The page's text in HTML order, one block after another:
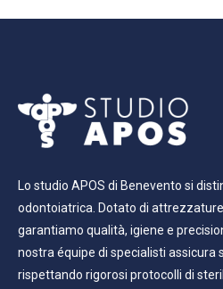
Lo studio APOS di Benevento si
odontoiatrica. Dotato di attrezzature
garantiamo qualità, igiene e
nostra équipe di specialisti assicura
rispettando rigorosi protocolli di